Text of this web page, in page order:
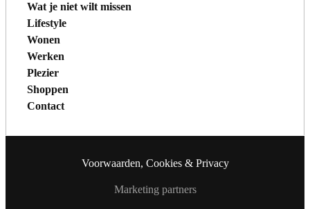
Wat je niet wilt missen
Lifestyle
Wonen
Werken
Plezier
Shoppen
Contact
Voorwaarden, Cookies & Privacy
Marketing partners